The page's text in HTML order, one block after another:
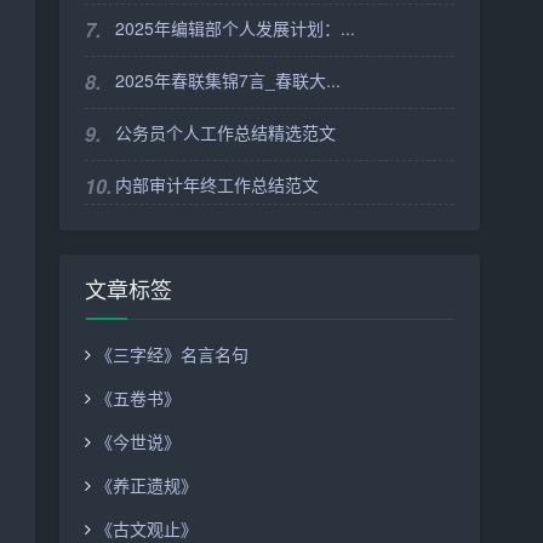
7. 2025年编辑部个人发展计划：...
8. 2025年春联集锦7言_春联大...
9. 公务员个人工作总结精选范文
10. 内部审计年终工作总结范文
文章标签
《三字经》名言名句
《五卷书》
《今世说》
《养正遗规》
《古文观止》